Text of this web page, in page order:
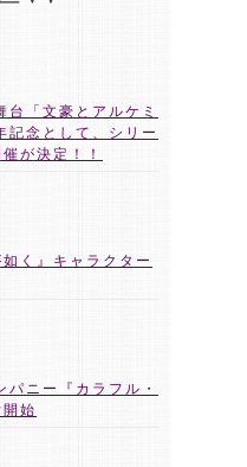
台「文豪とアルケミ
念として、シリー
が決定！！
く』キャラクター
ニー『カラフル・
始